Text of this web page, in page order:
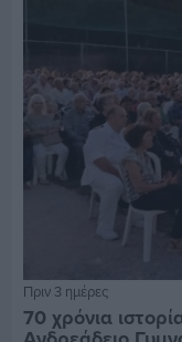
Πριν 3 ημέρες
70 χρόνια